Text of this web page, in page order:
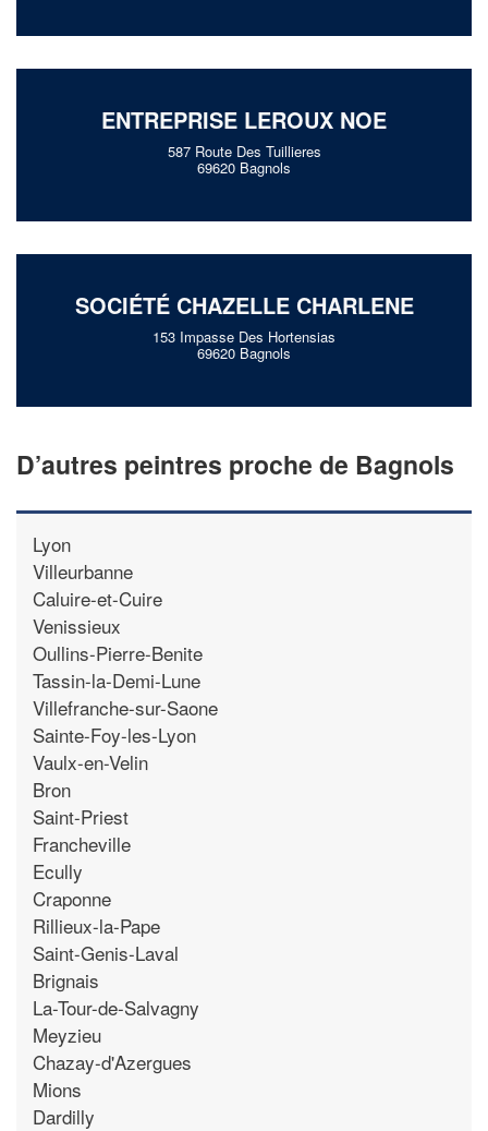
ENTREPRISE LEROUX NOE
587 Route Des Tuillieres
69620 Bagnols
SOCIÉTÉ CHAZELLE CHARLENE
153 Impasse Des Hortensias
69620 Bagnols
D’autres peintres proche de Bagnols
Lyon
Villeurbanne
Caluire-et-Cuire
Venissieux
Oullins-Pierre-Benite
Tassin-la-Demi-Lune
Villefranche-sur-Saone
Sainte-Foy-les-Lyon
Vaulx-en-Velin
Bron
Saint-Priest
Francheville
Ecully
Craponne
Rillieux-la-Pape
Saint-Genis-Laval
Brignais
La-Tour-de-Salvagny
Meyzieu
Chazay-d'Azergues
Mions
Dardilly
En savoir plus